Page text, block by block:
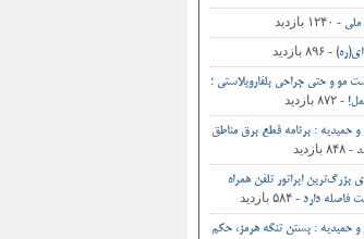
ملی - ۱۲۴۰ بازدید
- ۸۹۶ بازدید
مو و حتی جراحی‌ بلفاروپلاستی ؛
- ۸۷۲ بازدید
و حمیدیه : برنامه قطع برق مناطق
- ۸۴۸ بازدید
اپراتور تلفن همراه
فاصله دارد - ۵۸۴ بازدید
و حمیدیه : بستن تنگه هرمز، حکم